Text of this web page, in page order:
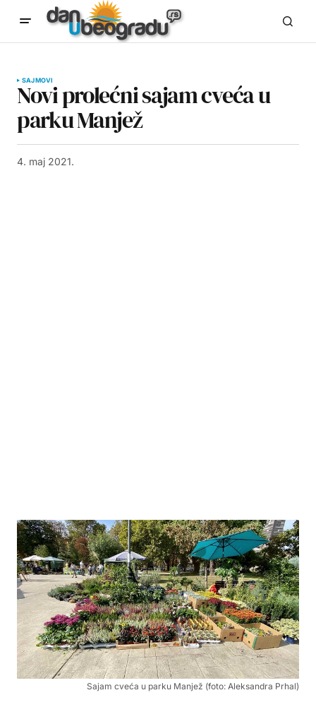
SAJMOVI
Novi prolećni sajam cveća u
parku Manjež
4. maj 2021.
Sajam cveća u parku Manjež (foto: Aleksandra Prhal)